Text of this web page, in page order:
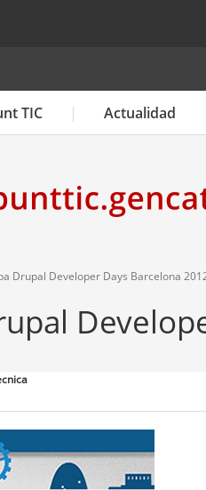
TIC Actualidad
Drupal Developer Days Barcelona